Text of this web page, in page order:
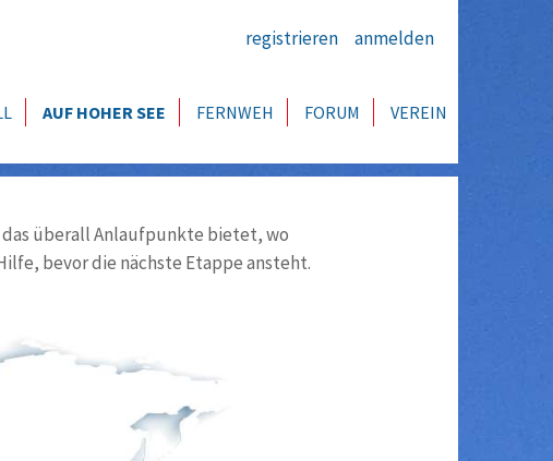
registrieren anmelden
AUF HOHER SEE FERNWEH FORUM VEREIN
überall Anlaufpunkte bietet, wo
bevor die nächste Etappe ansteht.